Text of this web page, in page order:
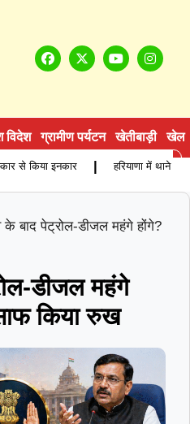
विदेश ग्रामीण पर्यटन खेतीबाड़ी खेल
से किया इनकार हरियाणा में थाने के
बाद पेट्रोल-डीजल महंगे होंगे?
डीजल महंगे
किया रुख